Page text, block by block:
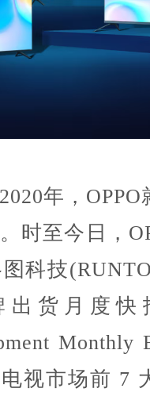
年，OPPO
时至今日，
科技
货月度快
Monthly
视市场前 7